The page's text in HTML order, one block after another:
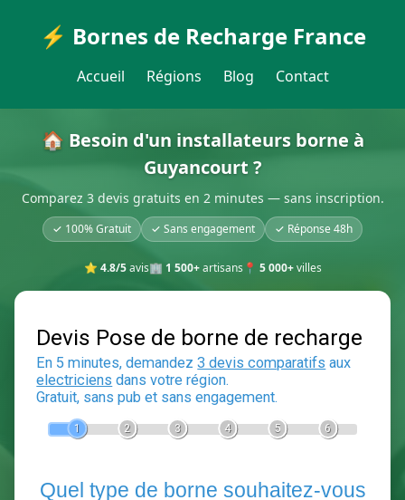
⚡ Bornes de Recharge France
Accueil Régions Blog Contact
🏠 Besoin d'un installateurs borne à
Guyancourt ?
Comparez 3 devis gratuits en 2 minutes — sans inscription.
✓ 100% Gratuit ✓ Sans engagement ✓ Réponse 48h
⭐ 4.8/5avis🏢 1 500+artisans 📍 5 000+villes
Devis Pose de borne de
En 5 minutes, demandez3 devis comparatifs
Gratuit, sans pub et sans engagement.